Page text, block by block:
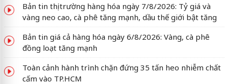
Bản tin thị trường hàng hóa ngày 7/8/2026: Tỷ giá và
vàng neo cao, cà phê tăng mạnh, dầu thế giới bật tăng
Bản tin giá cả hàng hóa ngày 6/8/2026: Vàng, cà phê
đồng loạt tăng mạnh
Toàn cảnh hành trình chặn đứng 35 tấn heo nhiễm chất
cấm vào TP.HCM